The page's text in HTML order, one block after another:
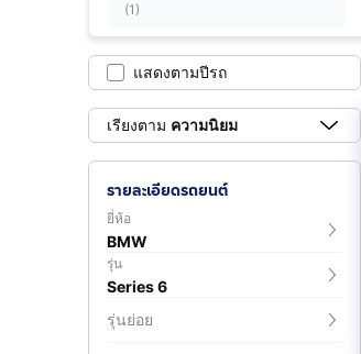
(1 )
แสดงตามปีรถ
เรียงตาม ความนิยม
รายละเอียดรถยนต์
ยี่ห้อ
BMW
รุ่น
Series 6
รุ่นย่อย